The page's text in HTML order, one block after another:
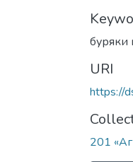
буряки
URI
https://
201